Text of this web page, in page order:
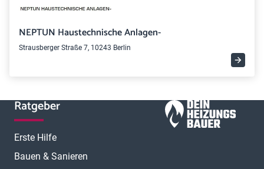
NEPTUN Haustechnische Anlagen-
Strausberger Straße 7, 10243 Berlin
Ratgeber
Erste Hilfe
Bauen & Sanieren